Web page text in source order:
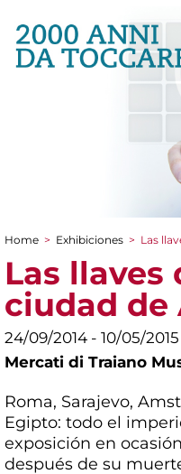
You are here
Home > Exhibiciones > Las
Las llaves
ciudad de
24/09/2014 - 10/05/2015
Mercati di Traiano
Roma, Sarajevo,
Egipto: todo el
exposición en
después de su